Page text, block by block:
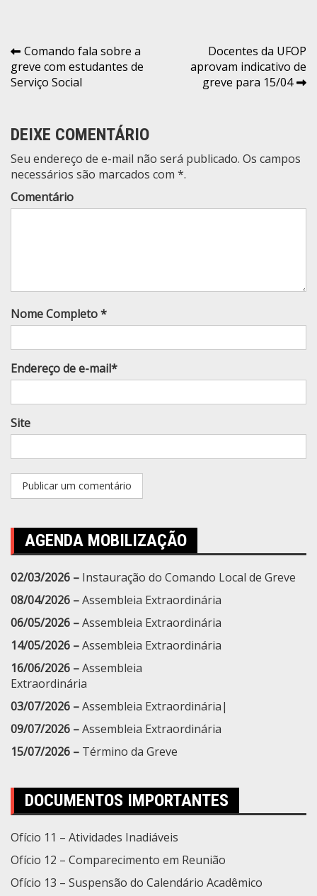
Navegação
de
Comando fala sobre a
greve com estudantes de
Serviço Social
Docentes da UFOP
aprovam indicativo de
greve para 15/04
DEIXE COMENTÁRIO
Seu endereço de e-mail não será publicado. Os campos
necessários são marcados com *.
Comentário
Nome Completo *
Endereço de e-mail*
Site
AGENDA MOBILIZAÇÃO
02/03/2026 – Instauração do Comando Local de Greve
08/04/2026 –Assembleia Extraordinária
06/05/2026 –Assembleia Extraordinária
14/05/2026 –Assembleia Extraordinária
16/06/2026 –Assembleia
Extraordinária
03/07/2026 –Assembleia Extraordinária|
09/07/2026 –Assembleia Extraordinária
15/07/2026 – Término da Greve
DOCUMENTOS IMPORTANTES
Ofício 11 – Atividades Inadiáveis
Ofício 12 – Comparecimento em Reunião
Ofício 13 – Suspensão do Calendário Acadêmico